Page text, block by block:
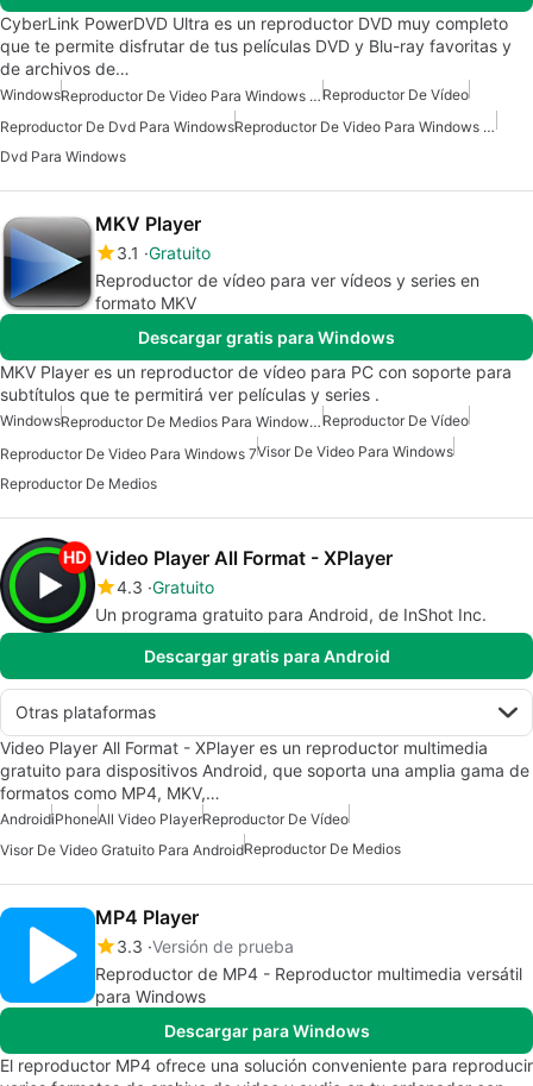
CyberLink PowerDVD Ultra es un reproductor DVD muy completo
que te permite disfrutar de tus películas DVD y Blu-ray favoritas y
de archivos de…
Windows Reproductor De Video Para Windows 10 Reproductor De Vídeo
Reproductor De Dvd Para Windows
Reproductor De Video Para Windows 11
Dvd Para Windows
MKV Player
3.1 Gratuito
Reproductor de vídeo para ver vídeos y series en
formato MKV
Descargar gratis para Windows
MKV Player es un reproductor de vídeo para PC con soporte para
subtítulos que te permitirá ver películas y series .
Windows Reproductor De Medios Para Windows 7Reproductor De Vídeo
Reproductor De Video Para Windows 7Visor De Video Para Windows
Reproductor De Medios
Video Player All Format - XPlayer
4.3 Gratuito
Un programa gratuito para Android, de InShot Inc.
Descargar gratis para Android
Otras plataformas
Video Player All Format - XPlayer es un reproductor multimedia
gratuito para dispositivos Android, que soporta una amplia gama de
formatos como MP4, MKV,…
AndroidiPhoneAll Video PlayerReproductor De Vídeo
Visor De Video Gratuito Para AndroidReproductor De Medios
MP4 Player
3.3 Versión de prueba
Reproductor de MP4 - Reproductor multimedia versátil
para Windows
Descargar para Windows
El reproductor MP4 ofrece una solución conveniente para reproducir